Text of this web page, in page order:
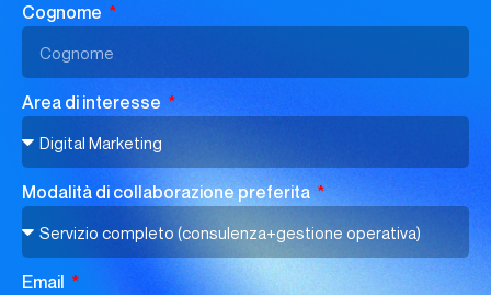
Cognome
Area di interesse
Modalità di collaborazione preferita
Email